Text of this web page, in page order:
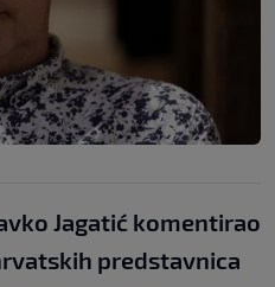
Jagatić komentirao
predstavnica